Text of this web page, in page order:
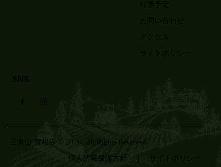
行事予定
お問い合わせ
アクセス
サイトポリシー
SNS
正覚山 實相寺 © 2026. All Rights Reserved.
個人情報保護方針 サイトポリシー